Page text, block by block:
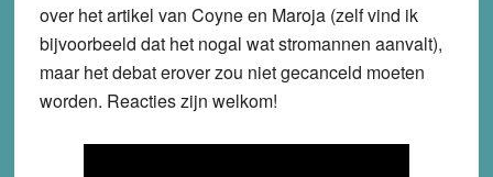
over het artikel van Coyne en Maroja (zelf vind ik
bijvoorbeeld dat het nogal wat stromannen aanvalt),
maar het debat erover zou niet gecanceld moeten
worden. Reacties zijn welkom!